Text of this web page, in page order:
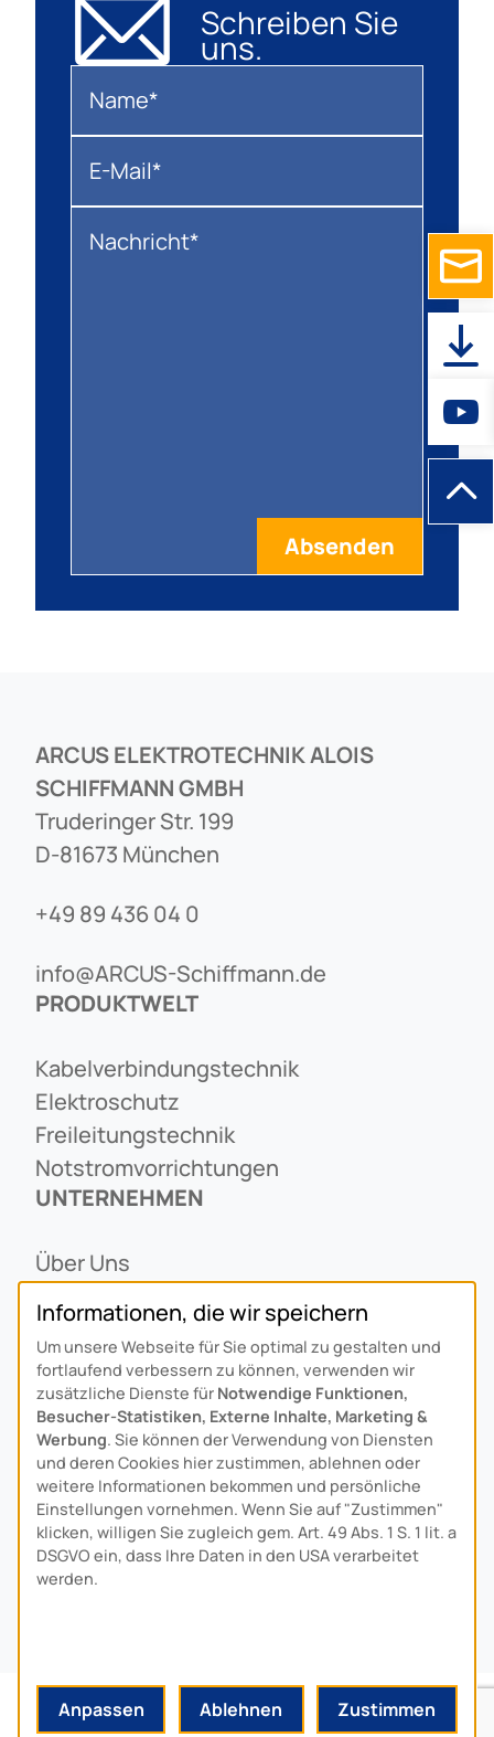
Schreiben Sie
uns.
ARCUS ELEKTROTECHNIK ALOIS
SCHIFFMANN GMBH
Truderinger Str. 199
D-81673 München
+49 89 436 04 0
info@ARCUS-Schiffmann.de
PRODUKTWELT
Kabelverbindungstechnik
Elektroschutz
Freileitungstechnik
Notstromvorrichtungen
UNTERNEHMEN
Über Uns
Alois Schiffmann Stiftung
Allgemeine Lieferbedingungen
Arcus Niederlande: Bedrijfsgegevens
KONTAKT
Anfahrt
Kontaktformular
Kundenservice
Download-Center
© 2024 MADE BY
-MEDIA
Informationen, die wir speichern
Um unsere Webseite für Sie optimal zu gestalten und
fortlaufend verbessern zu können, verwenden wir
zusätzliche Dienste für Notwendige Funktionen,
Besucher-Statistiken, Externe Inhalte, Marketing &
Werbung. Sie können der Verwendung von Diensten
und deren Cookies hier zustimmen, ablehnen oder
weitere Informationen bekommen und persönliche
Einstellungen vornehmen. Wenn Sie auf "Zustimmen"
klicken, willigen Sie zugleich gem. Art. 49 Abs. 1 S. 1 lit. a
DSGVO ein, dass Ihre Daten in den USA verarbeitet
werden.
Anpassen Ablehnen Zustimmen